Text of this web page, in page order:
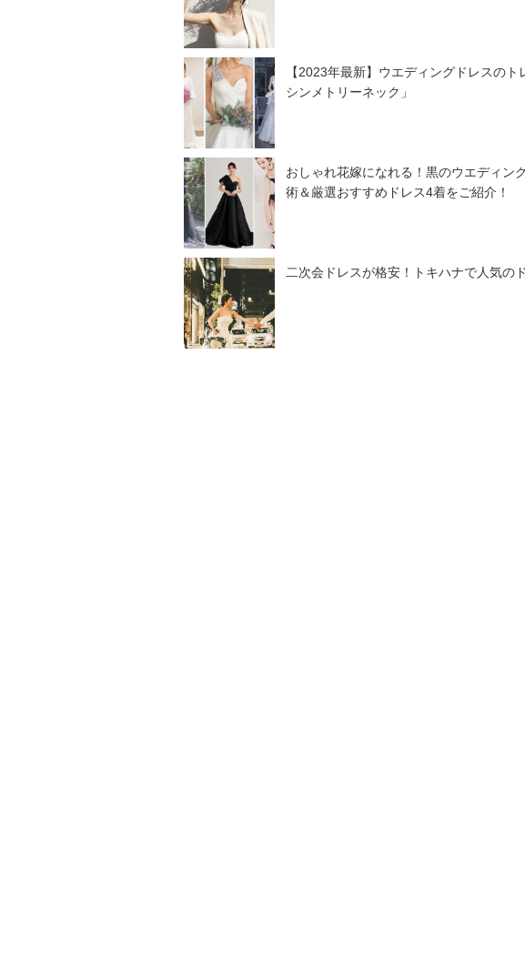
【2023年最新】ウエディングドレスの
シンメトリーネック」
おしゃれ花嫁になれる！黒のウエディン
術＆厳選おすすめドレス4着をご紹介！
二次会ドレスが格安！トキハナで人気の